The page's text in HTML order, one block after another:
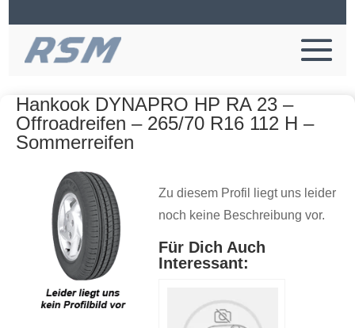
Hankook DYNAPRO HP RA 23 –
Offroadreifen – 265/70 R16 112 H –
Sommerreifen
Zu diesem Profil liegt uns leider
noch keine Beschreibung vor.
Für Dich Auch
Interessant: